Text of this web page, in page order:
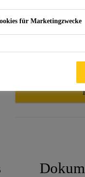
für Marketingzwecke